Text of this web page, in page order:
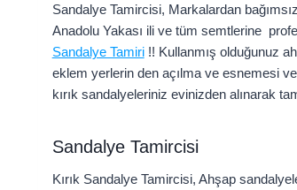
Sandalye Tamircisi, Markalardan
Anadolu Yakası ili ve tüm semtlerine
Sandalye Tamiri!! Kullanmış olduğunuz
eklem yerlerin den açılma ve esnemesi
kırık sandalyeleriniz evinizden alınarak
Sandalye Tamircisi
Kırık Sandalye Tamircisi, Ahşap